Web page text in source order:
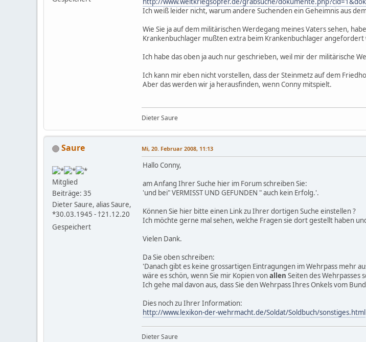
Ich weiß leider nicht, warum andere Suchenden ein Geheimnis aus
Wie Sie ja auf dem militärischen Werdegang meines Vaters sehen,
Krankenbuchlager mußten extra beim Krankenbuchlager angefordert
Ich habe das oben ja auch nur geschrieben, weil mir der militärische
Ich kann mir eben nicht vorstellen, dass der Steinmetz auf dem
Aber das werden wir ja herausfinden, wenn Conny mitspielt.
Dieter Saure
Saure
Mitglied
Beiträge: 35
Dieter Saure, alias Saure,
*30.03.1945 - †21.12.20
Gespeichert
Mi, 20. Februar 2008, 11:13
Hallo Conny,
am Anfang Ihrer Suche hier im Forum schreiben Sie:
'und bei" VERMISST UND GEFUNDEN " auch kein Erfolg.'.
Können Sie hier bitte einen Link zu Ihrer dortigen Suche einstellen ?
Ich möchte gerne mal sehen, welche Fragen sie dort gestellt haben
Vielen Dank.
Da Sie oben schreiben:
'Danach gibt es keine grossartigen Eintragungen im Wehrpass mehr
wäre es schön, wenn Sie mir Kopien vonallen Seiten des Wehrpasses
Ich gehe mal davon aus, dass Sie den Wehrpass Ihres Onkels vom
Dies noch zu Ihrer Information:
http://www.lexikon-der-wehrmacht.de/Soldat/Soldbuch/sonstiges.html
Dieter Saure